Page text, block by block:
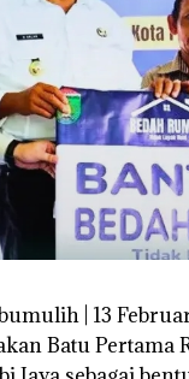
| 13
Batu